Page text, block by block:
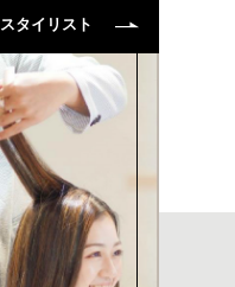
スタイリスト